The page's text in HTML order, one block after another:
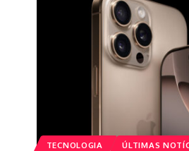
TECNOLOGIA ÚLTIMAS